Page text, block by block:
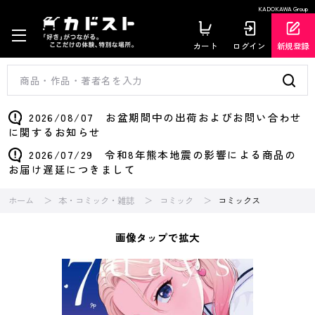
KADOKAWA Group
カート ログイン 新規登録
2026/08/07 お盆期間中の出荷およびお問い合わせ
に関するお知らせ
2026/07/29 令和8年熊本地震の影響による商品の
お届け遅延につきまして
ホーム 本・コミック・雑誌 コミック コミックス
画像タップで拡大